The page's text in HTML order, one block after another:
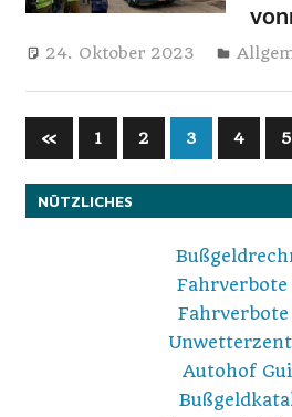
24. Oktober 2023 Harry
der
Beiträge
«Vorherige
Beiträge
1 2 3 4 5
NÜTZLICHES
Fahrverbote
Fahrverbote
Autohof